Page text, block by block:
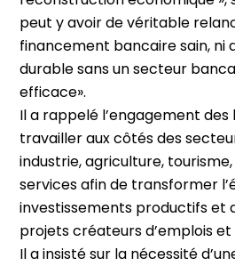
peut y avoir de véritable
financement bancaire sain, ni
durable sans un secteur
efficace».
Il a rappelé l’engagement des
travailler aux côtés des
industrie, agriculture,
services afin de transformer
investissements productifs et
projets créateurs d’emplois et
Il a insisté sur la nécessité